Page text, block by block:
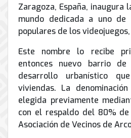
de
Correo
Electrónico
Equipos
para
Renta
de
Servicio
de
Internet
UPS
física
y
pararrayos
de
Computo
&
Almacenamiento
Zaragoza, España, inaugura
mundo dedicada a uno de
populares de los videojuegos,
Este nombre lo recibe
entonces nuevo barrio
desarrollo urbanístico
viviendas. La
elegida previamente
con el respaldo del 80%
Asociación de Vecinos de